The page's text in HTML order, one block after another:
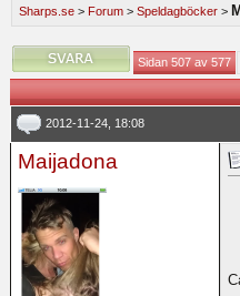
Sharps.se > Forum > Speldagböcker >
Sidan 507 av 577
2012-11-24, 18:08
Maijadona